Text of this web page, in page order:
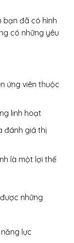
bạn đã có hình
có những yêu
ứng viên thuộc
linh hoạt
đánh giá thị
là một lợi thế
những
lực